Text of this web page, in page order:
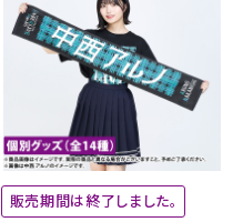
販売期間は終了しました。